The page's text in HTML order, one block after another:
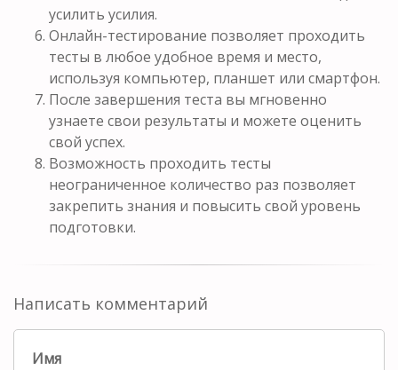
усилить усилия.
Онлайн-тестирование позволяет проходить
тесты в любое удобное время и место,
используя компьютер, планшет или смартфон.
После завершения теста вы мгновенно
узнаете свои результаты и можете оценить
свой успех.
Возможность проходить тесты
неограниченное количество раз позволяет
закрепить знания и повысить свой уровень
подготовки.
Написать комментарий
Имя